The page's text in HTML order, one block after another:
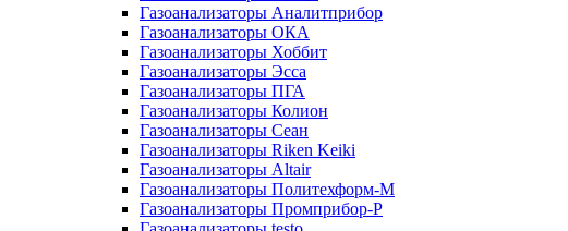
Газоанализаторы Аналитприбор
Газоанализаторы ОКА
Газоанализаторы Хоббит
Газоанализаторы Эсса
Газоанализаторы ПГА
Газоанализаторы Колион
Газоанализаторы Сеан
Газоанализаторы Riken Keiki
Газоанализаторы Altair
Газоанализаторы Политехформ-М
Газоанализаторы Промприбор-Р